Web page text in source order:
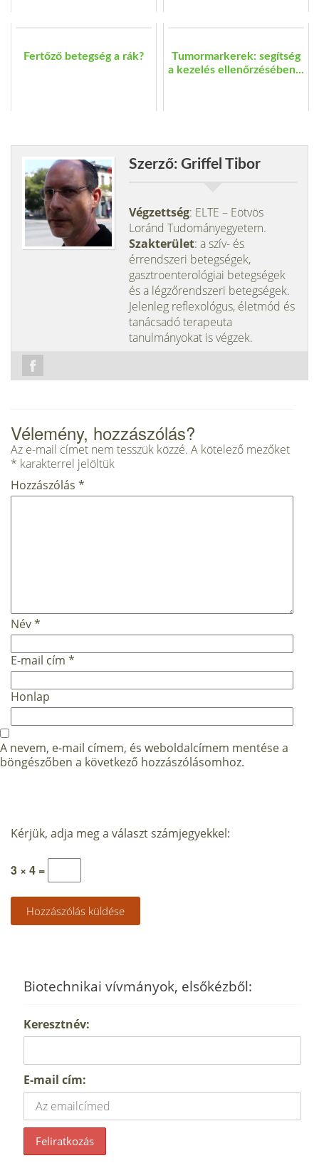
Fertőző betegség a rák?
Tumormarkerek: segítség
a kezelés ellenőrzésében...
Szerző: Griffel Tibor
Végzettség: ELTE – Eötvös
Loránd Tudományegyetem.
Szakterület: a szív- és
érrendszeri betegségek,
gasztroenterológiai betegségek
és a légzőrendszeri betegségek.
Jelenleg reflexológus, életmód és
tanácsadó terapeuta
tanulmányokat is végzek.
Vélemény, hozzászólás?
Az e-mail címet nem tesszük közzé. A kötelező mezőket
* karakterrel jelöltük
Hozzászólás *
Név*
E-mail cím *
Honlap
A nevem, e-mail címem, és weboldalcímem mentése a
böngészőben a következő hozzászólásomhoz.
Kérjük, adja meg a választ számjegyekkel:
3 × 4 =
Biotechnikai vívmányok, elsőkézből:
Keresztnév:
E-mail cím: